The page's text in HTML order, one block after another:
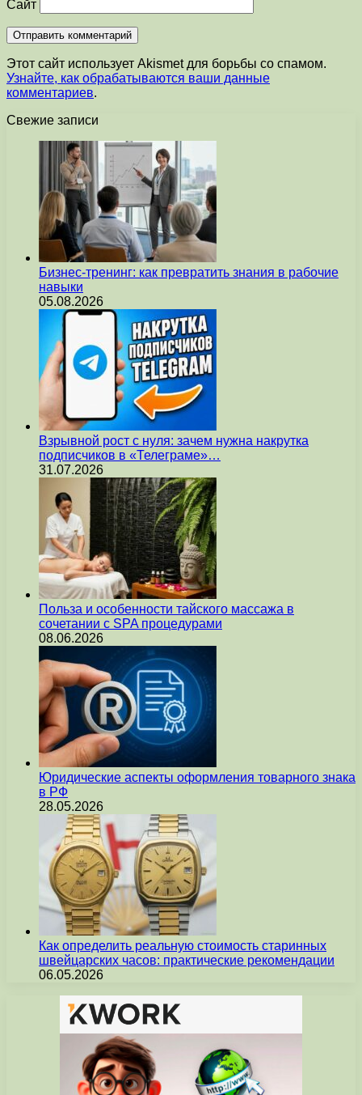
Сайт
Этот сайт использует Akismet для борьбы со спамом.
Узнайте, как обрабатываются ваши данные
комментариев.
Свежие записи
Бизнес-тренинг: как превратить знания в рабочие
навыки
05.08.2026
Взрывной рост с нуля: зачем нужна накрутка
подписчиков в «Телеграме»…
31.07.2026
Польза и особенности тайского массажа в
сочетании с SPA процедурами
08.06.2026
Юридические аспекты оформления товарного знака
в РФ
28.05.2026
Как определить реальную стоимость старинных
швейцарских часов: практические рекомендации
06.05.2026